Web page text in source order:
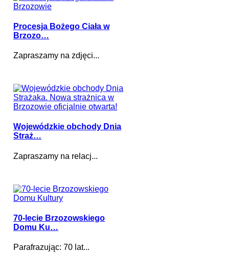
Procesja Bożego Ciała w
Brzozo…
Zapraszamy na zdjęci...
Wojewódzkie obchody Dnia
Straż…
Zapraszamy na relacj...
70-lecie Brzozowskiego
Domu Ku…
Parafrazując: 70 lat...